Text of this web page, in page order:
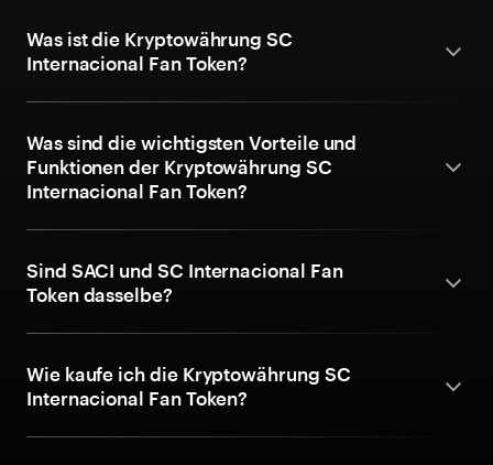
Was ist die Kryptowährung SC
Internacional Fan Token?
Was sind die wichtigsten Vorteile und
Funktionen der Kryptowährung SC
Internacional Fan Token?
Sind SACI und SC Internacional Fan
Token dasselbe?
Wie kaufe ich die Kryptowährung SC
Internacional Fan Token?